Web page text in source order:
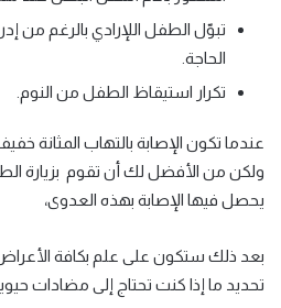
تبوّل الطفل اللإرادي بالرغم من
الحاجة.
تكرار استيقاظ الطفل من النوم.
عندما تكون الإصابة بالتهاب المثانة
ولكن من الأفضل لك أن تقوم بزيارة
يحصل فيها الإصابة بهذه العدوى،
بعد ذلك ستكون على علم بكافة
تحديد ما إذا كنت تحتاج إلى مضادات